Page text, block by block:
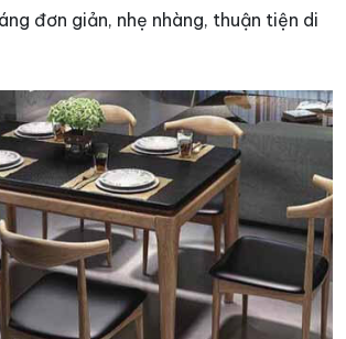
đơn giản, nhẹ nhàng, thuận tiện di